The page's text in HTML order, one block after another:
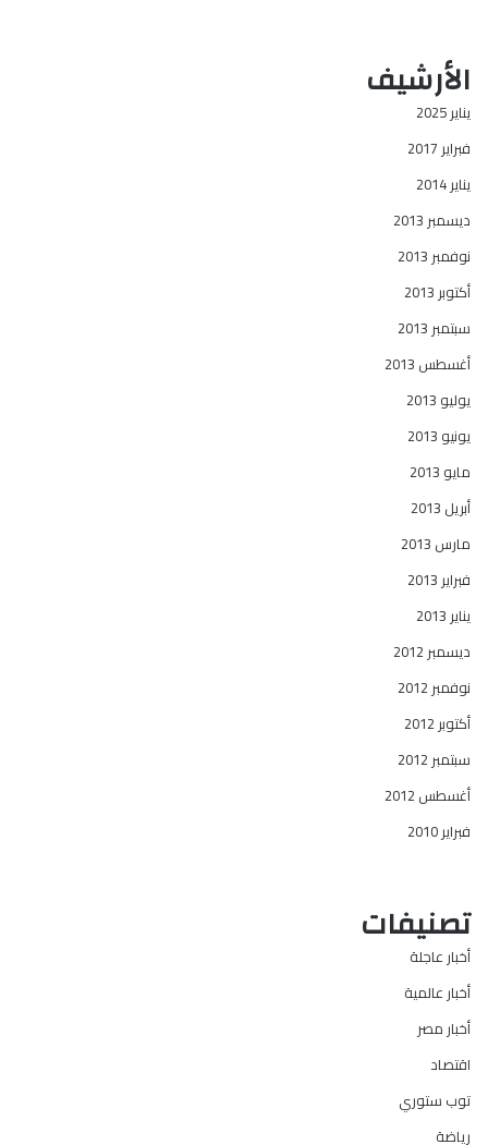
الأرشيف
يناير 2025
فبراير 2017
يناير 2014
ديسمبر 2013
نوفمبر 2013
أكتوبر 2013
سبتمبر 2013
أغسطس 2013
يوليو 2013
يونيو 2013
مايو 2013
أبريل 2013
مارس 2013
فبراير 2013
يناير 2013
ديسمبر 2012
نوفمبر 2012
أكتوبر 2012
سبتمبر 2012
أغسطس 2012
فبراير 2010
تصنيفات
أخبار عاجلة
أخبار عالمية
أخبار مصر
اقتصاد
توب ستوري
رياضة